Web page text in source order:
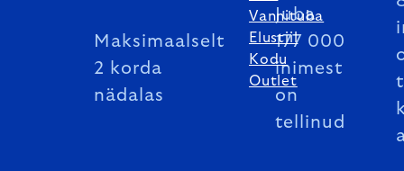
Maksimaalselt
2 korda
nädalas
Juba
177 000
inimest
on
tellinud
Vannituba
Elustiil
Kodu
Outlet